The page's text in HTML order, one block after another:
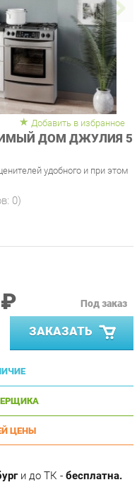
Добавить в избранное
ДОМ ДЖУЛИЯ 5
удобного и при этом
ЗАКАЗАТЬ
ЦЕНЫ
и до ТК -бесплатна.